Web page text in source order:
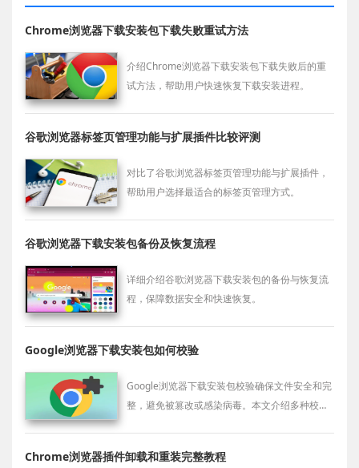
Chrome浏览器下载安装包下载失败重试方法
介绍Chrome浏览器下载安装包下载失败后的重
试方法，帮助用户快速恢复下载安装进程。
谷歌浏览器标签页管理功能与扩展插件比较评测
对比了谷歌浏览器标签页管理功能与扩展插件，
帮助用户选择最适合的标签页管理方式。
谷歌浏览器下载安装包备份及恢复流程
详细介绍谷歌浏览器下载安装包的备份与恢复流
程，保障数据安全和快速恢复。
Google浏览器下载安装包如何校验
Google浏览器下载安装包校验确保文件安全和完
整，避免被篡改或感染病毒。本文介绍多种校验
Chrome浏览器插件卸载和重装完整教程